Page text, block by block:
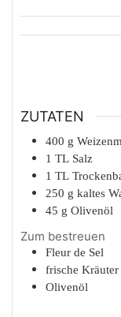
ZUTATEN
400 g
1 TL Salz
1 TL
250 g kaltes
45 g Olivenöl
Zum bestreuen
Fleur de Sel
frische
Olivenöl